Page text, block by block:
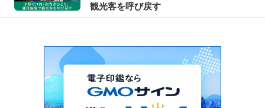
観光客を呼び戻す